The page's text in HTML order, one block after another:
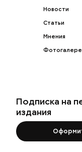
Новости
Статьи
Мнения
Подписка на
издания